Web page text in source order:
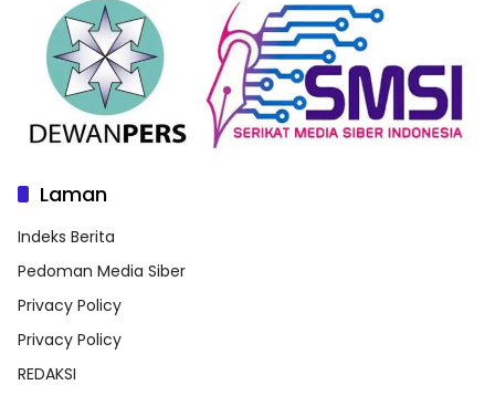
Laman
Indeks Berita
Pedoman Media Siber
Privacy Policy
Privacy Policy
REDAKSI